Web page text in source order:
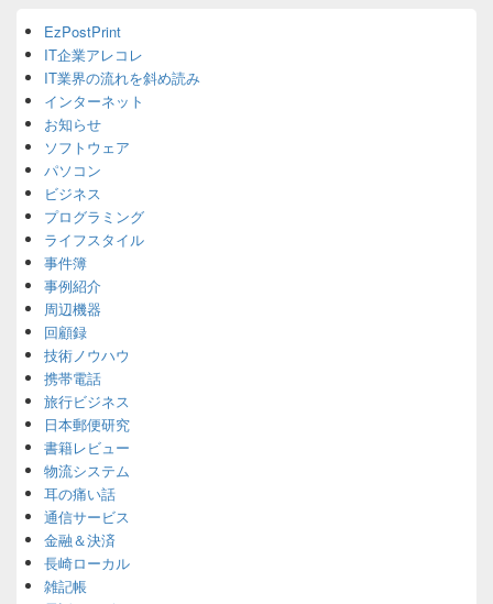
Sidebar
Widget
Area
EzPostPrint
IT企業アレコレ
IT業界の流れを斜め読み
インターネット
お知らせ
ソフトウェア
パソコン
ビジネス
プログラミング
ライフスタイル
事件簿
事例紹介
周辺機器
回顧録
技術ノウハウ
携帯電話
旅行ビジネス
日本郵便研究
書籍レビュー
物流システム
耳の痛い話
通信サービス
金融＆決済
長崎ローカル
雑記帳